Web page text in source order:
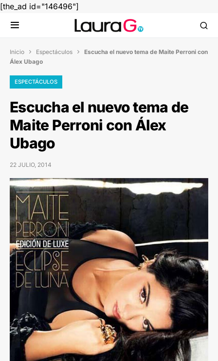
[the_ad id="146496"]
Inicio  Espectáculos  Escucha el nuevo tema de Maite Perroni con
Álex Ubago
ESPECTÁCULOS
Escucha el nuevo tema de
Maite Perroni con Álex
Ubago
22 JULIO, 2014